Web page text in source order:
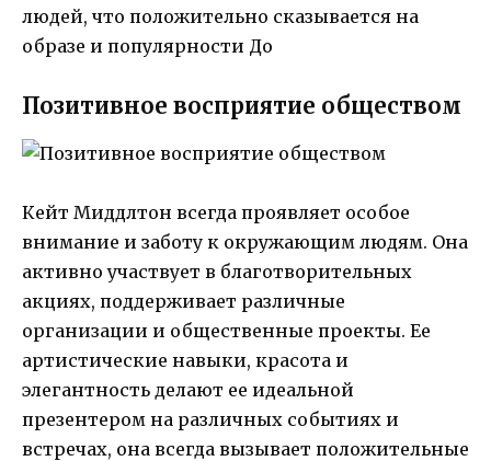
людей, что положительно сказывается на
образе и популярности До
Позитивное восприятие обществом
Кейт Миддлтон всегда проявляет особое
внимание и заботу к окружающим людям. Она
активно участвует в благотворительных
акциях, поддерживает различные
организации и общественные проекты. Ее
артистические навыки, красота и
элегантность делают ее идеальной
презентером на различных событиях и
встречах, она всегда вызывает положительные